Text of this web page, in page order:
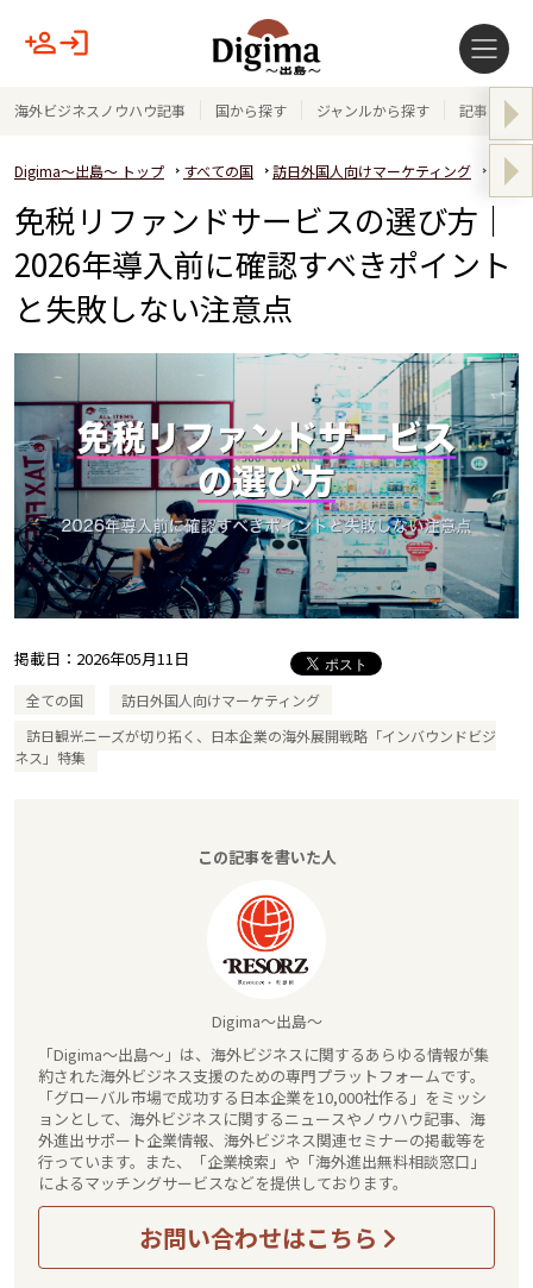
海外ビジネスノウハウ記事 国から探す ジャンルから探す 記事テー
Digima～出島～ トップ すべての国 訪日外国人向けマーケティング 免税
免税リファンドサービスの選び方｜
2026年導入前に確認すべきポイント
と失敗しない注意点
掲載日： 2026年05月11日
全ての国
訪日外国人向けマーケティング
訪日観光ニーズが切り拓く、日本企業の海外展開戦略「インバウンドビジ
ネス」特集
この記事を書いた人
Digima～出島～
「Digima～出島～」は、海外ビジネスに関するあらゆる情報が集
約された海外ビジネス支援のための専門プラットフォームです。
「グローバル市場で成功する日本企業を10,000社作る」をミッシ
ョンとして、海外ビジネスに関するニュースやノウハウ記事、海
外進出サポート企業情報、海外ビジネス関連セミナーの掲載等を
行っています。また、「企業検索」や「海外進出無料相談窓口」
によるマッチングサービスなどを提供しております。
お問い合わせはこちら